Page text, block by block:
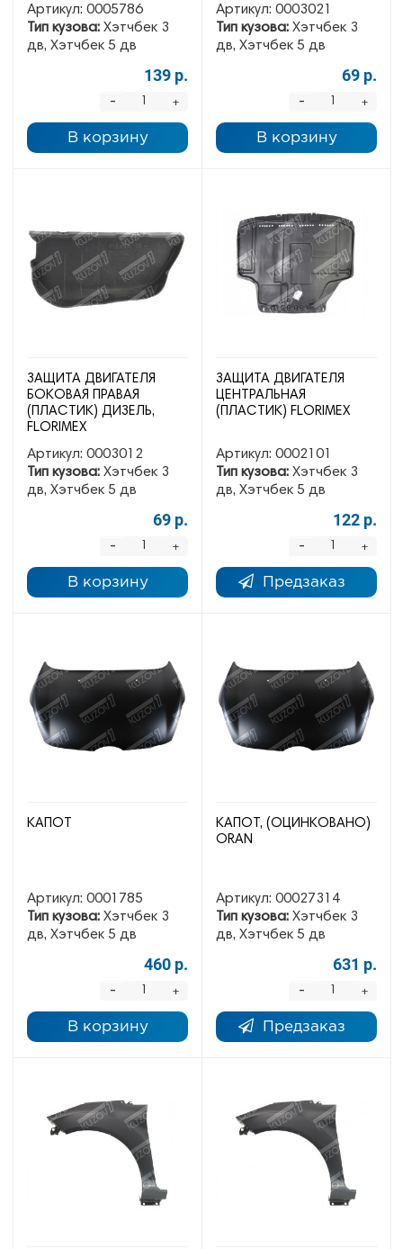
Артикул: 0005786
Тип кузова: Хэтчбек 3
дв, Хэтчбек 5 дв
139 р.
+
-
В корзину
Артикул: 0003021
Тип кузова: Хэтчбек 3
дв, Хэтчбек 5 дв
69 р.
+
-
В корзину
ЗАЩИТА ДВИГАТЕЛЯ
БОКОВАЯ ПРАВАЯ
(ПЛАСТИК) ДИЗЕЛЬ,
FLORIMEX
Артикул: 0003012
Тип кузова: Хэтчбек 3
дв, Хэтчбек 5 дв
69 р.
+
-
В корзину
ЗАЩИТА ДВИГАТЕЛЯ
ЦЕНТРАЛЬНАЯ
(ПЛАСТИК) FLORIMEX
Артикул: 0002101
Тип кузова: Хэтчбек 3
дв, Хэтчбек 5 дв
122 р.
+
-
Предзаказ
КАПОТ
Артикул: 0001785
Тип кузова: Хэтчбек 3
дв, Хэтчбек 5 дв
460 р.
+
-
В корзину
КАПОТ, (ОЦИНКОВАНО)
ORAN
Артикул: 00027314
Тип кузова: Хэтчбек 3
дв, Хэтчбек 5 дв
631 р.
+
-
Предзаказ